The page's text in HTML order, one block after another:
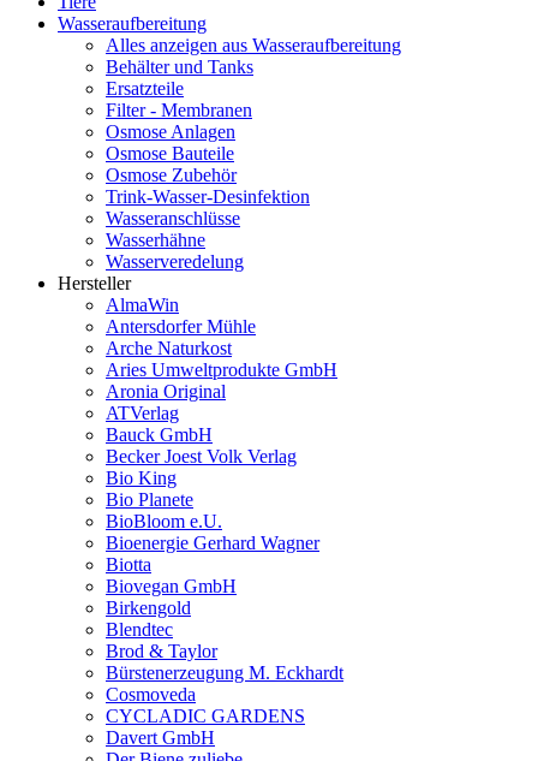
Wasseraufbereitung
Alles anzeigen aus Wasseraufbereitung
Behälter und Tanks
Ersatzteile
Filter - Membranen
Osmose Anlagen
Osmose Bauteile
Osmose Zubehör
Trink-Wasser-Desinfektion
Wasseranschlüsse
Wasserhähne
Wasserveredelung
Hersteller
AlmaWin
Antersdorfer Mühle
Arche Naturkost
Aries Umweltprodukte GmbH
Aronia Original
ATVerlag
Bauck GmbH
Becker Joest Volk Verlag
Bio King
Bio Planete
BioBloom e.U.
Bioenergie Gerhard Wagner
Biotta
Biovegan GmbH
Birkengold
Blendtec
Brod & Taylor
Bürstenerzeugung M. Eckhardt
Cosmoveda
CYCLADIC GARDENS
Davert GmbH